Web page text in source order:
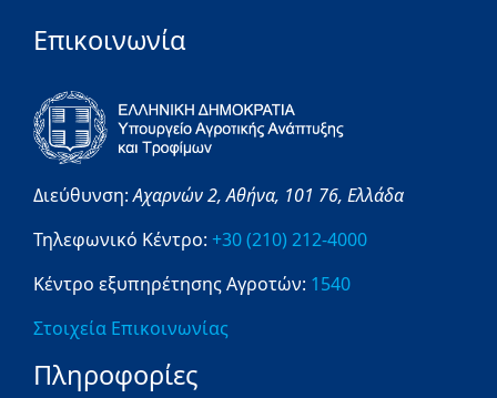
Επικοινωνία
Διεύθυνση:Αχαρνών 2,Αθήνα, 101 76, Ελλάδα
Τηλεφωνικό Κέντρο: +30 (210) 212-4000
Κέντρο εξυπηρέτησης Αγροτών: 1540
Στοιχεία Επικοινωνίας
Πληροφορίες